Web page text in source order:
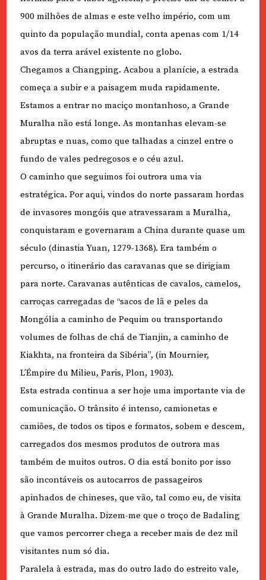
900 milhões de almas e este velho império, com um
quinto da população mundial, conta apenas com 1/14
avos da terra arável existente no globo.
Chegamos a Changping. Acabou a planície, a estrada
começa a subir e a paisagem muda rapidamente.
Estamos a entrar no maciço montanhoso, a Grande
Muralha não está longe. As montanhas elevam-se
abruptas e nuas, como que talhadas a cinzel entre o
fundo de vales pedregosos e o céu azul.
O caminho que seguimos foi outrora uma via
estratégica. Por aqui, vindos do norte passaram hordas
de invasores mongóis que atravessaram a Muralha,
conquistaram e governaram a China durante quase um
século (dinastia Yuan, 1279-1368). Era também o
percurso, o itinerário das caravanas que se dirigiam
para norte. Caravanas autênticas de cavalos, camelos,
carroças carregadas de “sacos de lã e peles da
Mongólia a caminho de Pequim ou transportando
volumes de folhas de chá de Tianjin, a caminho de
Kiakhta, na fronteira da Sibéria”, (in Mournier,
L’Émpire du Milieu, Paris, Plon, 1903).
Esta estrada continua a ser hoje uma importante via de
comunicação. O trânsito é intenso, camionetas e
camiões, de todos os tipos e formatos, sobem e descem,
carregados dos mesmos produtos de outrora mas
também de muitos outros. O dia está bonito por isso
são incontáveis os autocarros de passageiros
apinhados de chineses, que vão, tal como eu, de visita
à Grande Muralha. Dizem-me que o troço de Badaling
que vamos percorrer chega a receber mais de dez mil
visitantes num só dia.
Paralela à estrada, mas do outro lado do estreito vale,